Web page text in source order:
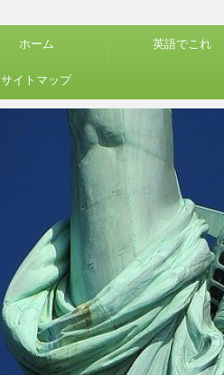
ホーム 英語でこれ
サイトマップ